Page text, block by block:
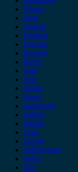
Nissan
Opel
Omoda
Peugeot
Porsche
Renault
Rover
Saab
Seat
Skoda
Smart
ssangyong
Subaru
Suzuki
Tesla
Toyota
Volkswagen
Volvo
Xev